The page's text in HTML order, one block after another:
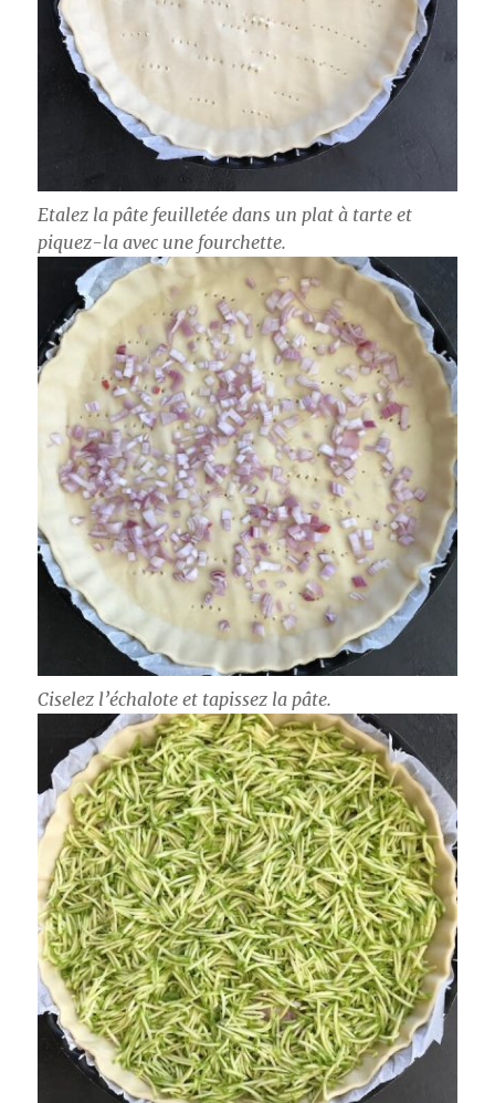
Etalez la pâte feuilletée dans un plat à tarte et
piquez-la avec une fourchette.
Ciselez l’échalote et tapissez la pâte.